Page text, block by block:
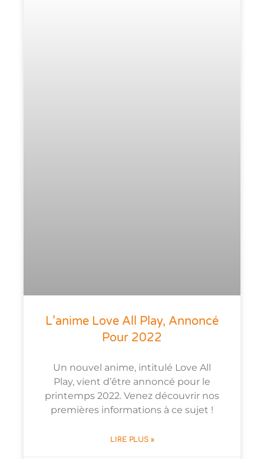
L’anime Love All Play, Annoncé
Pour 2022
Un nouvel anime, intitulé Love All
Play, vient d’être annoncé pour le
printemps 2022. Venez découvrir nos
premières informations à ce sujet !
LIRE PLUS »